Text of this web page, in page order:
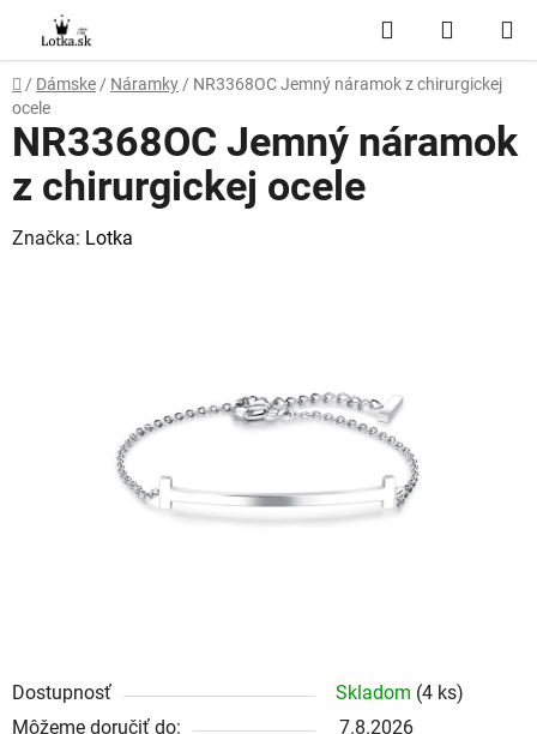
obsah
Hľadať
KOŠÍK
Domov
/ Dámske / Náramky / NR3368OC Jemný náramok z chirurgickej
ocele
Dostupnosť Skladom (4 ks)
Môžeme doručiť do:
7.8.2026
NR3368OC Jemný náramok
z chirurgickej ocele
Značka: Lotka